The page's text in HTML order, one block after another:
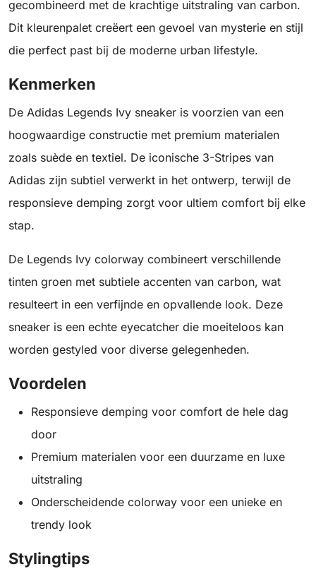
gecombineerd met de krachtige uitstraling van carbon.
Dit kleurenpalet creëert een gevoel van mysterie en stijl
die perfect past bij de moderne urban lifestyle.
Kenmerken
De Adidas Legends Ivy sneaker is voorzien van een
hoogwaardige constructie met premium materialen
zoals suède en textiel. De iconische 3-Stripes van
Adidas zijn subtiel verwerkt in het ontwerp, terwijl de
responsieve demping zorgt voor ultiem comfort bij elke
stap.
De Legends Ivy colorway combineert verschillende
tinten groen met subtiele accenten van carbon, wat
resulteert in een verfijnde en opvallende look. Deze
sneaker is een echte eyecatcher die moeiteloos kan
worden gestyled voor diverse gelegenheden.
Voordelen
Responsieve demping voor comfort de hele dag
door
Premium materialen voor een duurzame en luxe
uitstraling
Onderscheidende colorway voor een unieke en
trendy look
Stylingtips